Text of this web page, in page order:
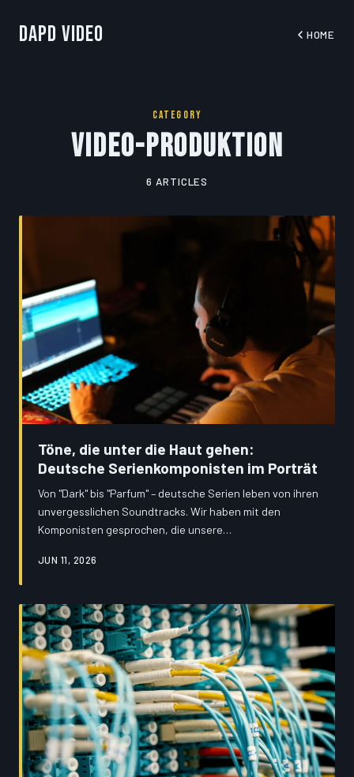
DapD Video HOME
CATEGORY
Video-Produktion
6 ARTICLES
Töne, die unter die Haut gehen:
Deutsche Serienkomponisten im Porträt
Von "Dark" bis "Parfum" – deutsche Serien leben von ihren
unvergesslichen Soundtracks. Wir haben mit den
Komponisten gesprochen, die unsere
JUN 11, 2026